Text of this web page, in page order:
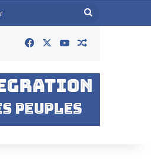
FacebookYouTube